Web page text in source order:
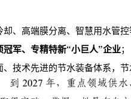
、高端膜分离、智慧用水管
军、专精特新“小巨人”企业；
技术先进的节水装备体系，节